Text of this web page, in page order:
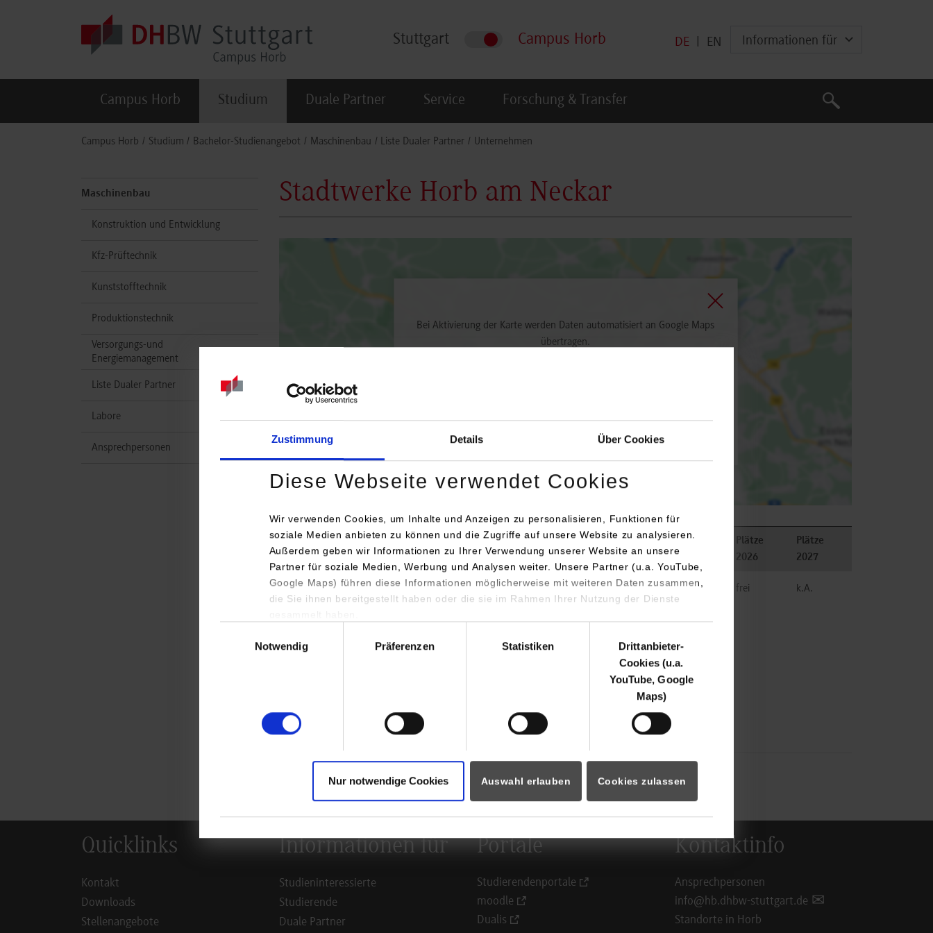
Zustimmung Details Über Cookies
Diese Webseite verwendet Cookies
Wir verwenden Cookies, um Inhalte und Anzeigen zu personalisieren, Funktionen für
soziale Medien anbieten zu können und die Zugriffe auf unsere Website zu analysieren.
Außerdem geben wir Informationen zu Ihrer Verwendung unserer Website an unsere
Partner für soziale Medien, Werbung und Analysen weiter. Unsere Partner (u.a. YouTube,
Google Maps) führen diese Informationen möglicherweise mit weiteren Daten zusammen,
die Sie ihnen bereitgestellt haben oder die sie im Rahmen Ihrer Nutzung der Dienste
Notwendig
Präferenzen Statistiken
Drittanbieter-
Cookies (u.a.
YouTube, Google
Maps)
Nur notwendige Cookies Auswahl erlauben Cookies zulassen
Stuttgart Campus Horb DE EN Informationen für
Campus Horb Studium Duale Partner Service Forschung & Transfer
Suche
Suche
Campus Horb Studium Bachelor-Studienangebot Maschinenbau Liste Dualer Partner Unternehmen
Maschinenbau
Konstruktion und Entwicklung
Kfz-Prüftechnik
Kunststofftechnik
Produktionstechnik
Versorgungs-und
Energiemanagement
Liste Dualer Partner
Labore
Ansprechpersonen
Stadtwerke Horb am Neckar
Bei Aktivierung der Karte werden Daten automatisiert an Google Maps
übertragen.
Studiengang / Studienrichtung
Anschrift /
Ansprechperson
Bemerkungen
Plätze
2026
Plätze
2027
Maschinenbau / Versorgungs- und
Energiemanagement
Stadtwerke Horb am
Neckar
Marktplatz 8
07451 901329
a-schmidt@horb.de
frei k.A.
zurück zur Ergebnisliste
Quicklinks
Kontakt
Downloads
Stellenangebote
Informationen für
Studieninteressierte
Studierende
Duale Partner
Portale
Studierendenportale
moodle
Dualis
Kontaktinfo
Ansprechpersonen
info@hb.dhbw-stuttgart.de
Standorte in Horb